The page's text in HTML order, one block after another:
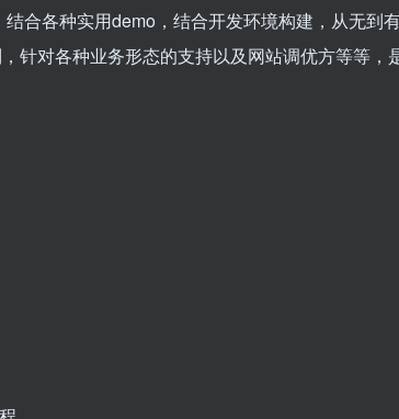
合各种实用demo，结合开发环境构建，从无到
针对各种业务形态的支持以及网站调优方等等，